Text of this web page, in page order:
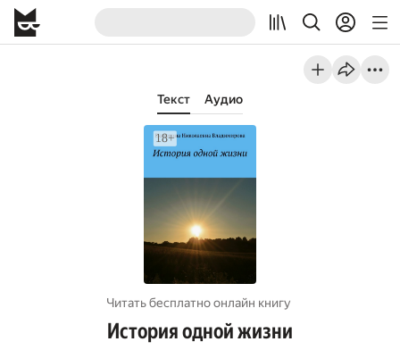
Текст Аудио
Читать бесплатно онлайн книгу
История одной жизни